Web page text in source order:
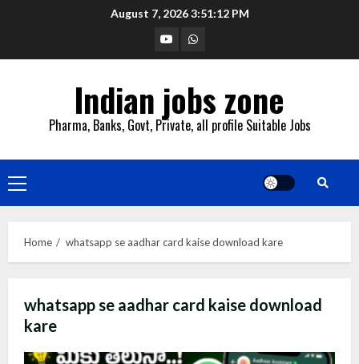
August 7, 20263:51:12 PM
YouTubeWhatsapp
Indian jobs zone
Pharma, Banks, Govt, Private, all profile Suitable Jobs
Primary
Menu
Home whatsapp se aadhar card kaise download kare
whatsapp se aadhar card kaise download
kare